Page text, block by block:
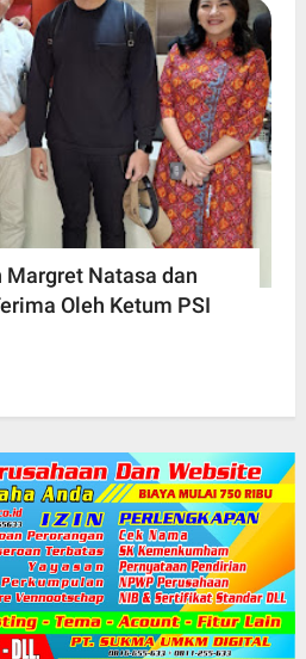
Natasa dan
Oleh Ketum PSI